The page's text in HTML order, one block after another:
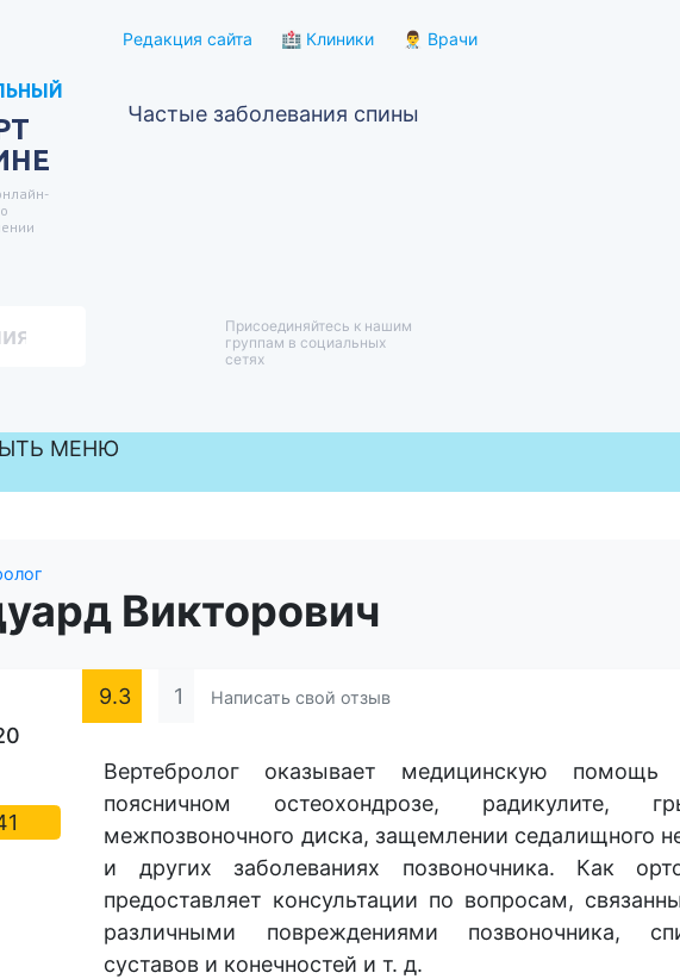
Редакция сайта 🏥 Клиники 👨‍⚕️ Врачи
Частые заболевания спины
Присоединяйтесь к нашим
группам в социальных
сетях
МЕНЮ
Викторович
9.3 1 Написать свой отзыв
Вертебролог оказывает медицинскую помощь
поясничном остеохондрозе, радикулите,
межпозвоночного диска, защемлении седалищного
и других заболеваниях позвоночника. Как
предоставляет консультации по вопросам,
различными повреждениями позвоночника,
суставов и конечностей и т. д.